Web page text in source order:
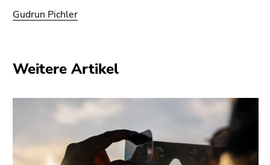
Gudrun Pichler
Weitere Artikel